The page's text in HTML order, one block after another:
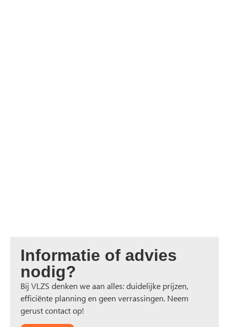
Informatie of advies
nodig?
Bij VLZS denken we aan alles: duidelijke prijzen,
efficiënte planning en geen verrassingen. Neem
gerust contact op!